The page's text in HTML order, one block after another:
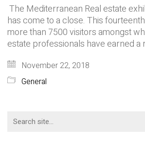
The Mediterranean Real estate
has come to a close. This
more than 7500 visitors amongst
estate professionals have earned a
November 22, 2018
General
Search
for: